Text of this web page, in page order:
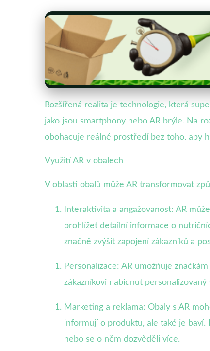
Rozšířená realita je technologie, která
jako jsou smartphony nebo AR brýle. Na
obohacuje reálné prostředí bez toho, aby
Využití AR v obalech
V oblasti obalů může AR transformovat
Interaktivita a angažovanost: AR
prohlížet detailní informace o
značně zvýšit zapojení zákazníků a
Personalizace: AR umožňuje
zákazníkovi nabídnut
Marketing a reklama: Obaly s AR
informují o produktu, ale také je
nebo se o něm dozvěděli více.